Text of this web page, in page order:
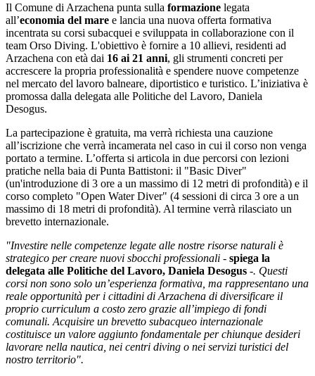
Il Comune di Arzachena punta sulla formazione legata
all’economia del mare e lancia una nuova offerta formativa
incentrata su corsi subacquei e sviluppata in collaborazione con il
team Orso Diving. L'obiettivo è fornire a 10 allievi, residenti ad
Arzachena con età dai 16 ai 21 anni, gli strumenti concreti per
accrescere la propria professionalità e spendere nuove competenze
nel mercato del lavoro balneare, diportistico e turistico. L’iniziativa è
promossa dalla delegata alle Politiche del Lavoro, Daniela
Desogus.
La partecipazione è gratuita, ma verrà richiesta una cauzione
all’iscrizione che verrà incamerata nel caso in cui il corso non venga
portato a termine. L’offerta si articola in due percorsi con lezioni
pratiche nella baia di Punta Battistoni: il "Basic Diver"
(un'introduzione di 3 ore a un massimo di 12 metri di profondità) e il
corso completo "Open Water Diver" (4 sessioni di circa 3 ore a un
massimo di 18 metri di profondità). Al termine verrà rilasciato un
brevetto internazionale.
"Investire nelle competenze legate alle nostre risorse naturali è
strategico per creare nuovi sbocchi professionali - spiega la
delegata alle Politiche del Lavoro, Daniela Desogus -. Questi
corsi non sono solo un’esperienza formativa, ma rappresentano una
reale opportunità per i cittadini di Arzachena di diversificare il
proprio curriculum a costo zero grazie all’impiego di fondi
comunali. Acquisire un brevetto subacqueo internazionale
costituisce un valore aggiunto fondamentale per chiunque desideri
lavorare nella nautica, nei centri diving o nei servizi turistici del
nostro territorio".